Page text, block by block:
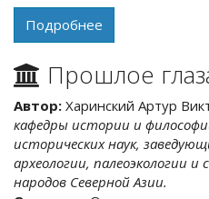
Прошлое
Автор: Харинский Артур
кафедры истории и
исторических наук,
археологии, палеоэкологии
народов Северной Азии.
Описание: Окунитесь в
раскопках и ощутите дух